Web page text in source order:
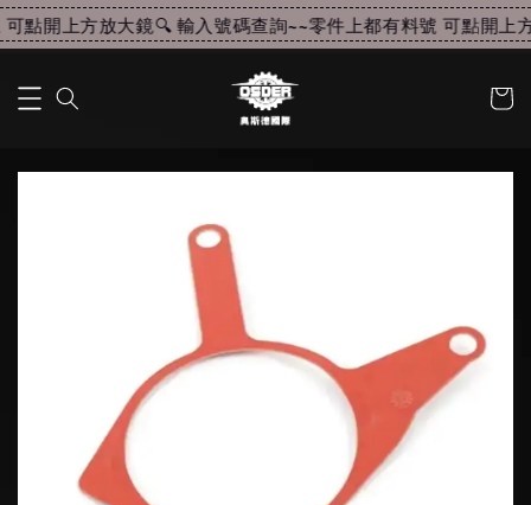
點開上方放大鏡🔍 輸入號碼查詢~~零件上都有料號 可點開上